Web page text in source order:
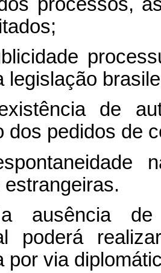
legislação
de
dos pedidos de
ausência de
poderá
por via